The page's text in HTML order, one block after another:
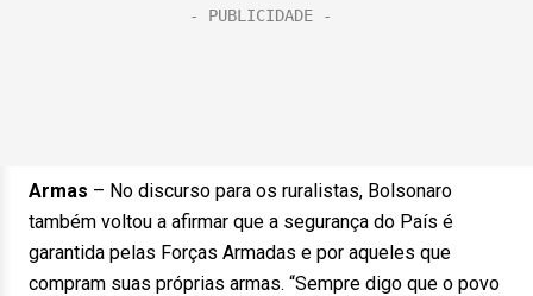
Armas – No discurso para os ruralistas, Bolsonaro
também voltou a afirmar que a segurança do País é
garantida pelas Forças Armadas e por aqueles que
compram suas próprias armas. “Sempre digo que o povo